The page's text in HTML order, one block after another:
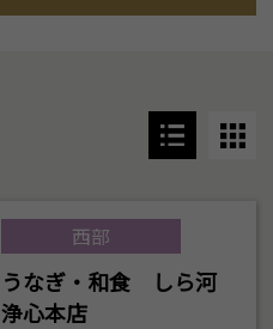
西部
うなぎ・和食 しら河
浄心本店